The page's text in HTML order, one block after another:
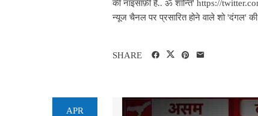
की नाइंसाफ़ी है.. ॐ शान्ति' https://
न्यूज चैनल पर प्रसारित होने वाले शो 'दंगल'
SHARE
APR